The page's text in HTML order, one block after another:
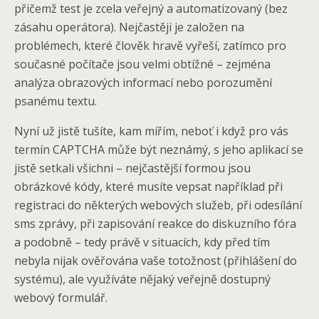
přičemž test je zcela veřejný a automatizovaný (bez
zásahu operátora). Nejčastěji je založen na
problémech, které člověk hravě vyřeší, zatímco pro
současné počítače jsou velmi obtížné – zejména
analýza obrazových informací nebo porozumění
psanému textu.
Nyní už jistě tušíte, kam mířím, neboť i když pro vás
termín CAPTCHA může být neznámý, s jeho aplikací se
jistě setkali všichni – nejčastější formou jsou
obrázkové kódy, které musíte vepsat například při
registraci do některých webových služeb, při odesílání
sms zprávy, při zapisování reakce do diskuzního fóra
a podobně – tedy právě v situacích, kdy před tím
nebyla nijak ověřována vaše totožnost (přihlášení do
systému), ale využíváte nějaký veřejně dostupný
webový formulář.